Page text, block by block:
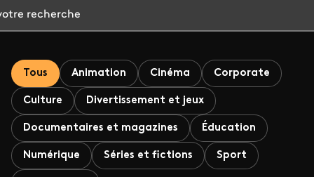
Tous Animation Cinéma Corporate
Culture Divertissement et jeux
Documentaires et magazines Éducation
Numérique Séries et fictions Sport